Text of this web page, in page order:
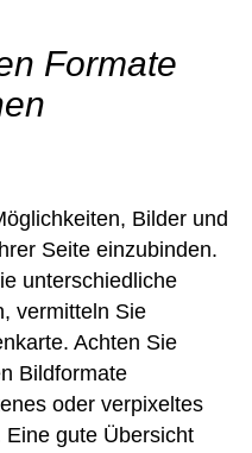
Formate
Bilder und
Seite einzubinden.
unterschiedliche
vermitteln Sie
Achten Sie
Bildformate
oder verpixeltes
gute Übersicht